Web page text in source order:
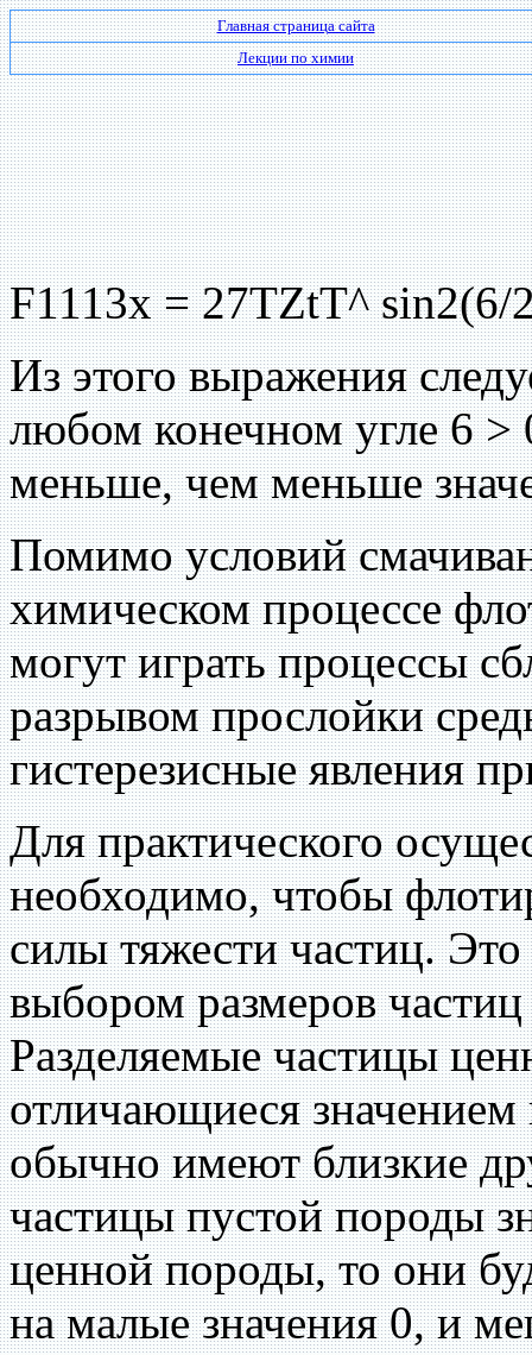
Главная страница сайта
Лекции по химии
F1113x = 27TZtT^ sin2(6/
Из этого выражения
любом конечном угле 6
меньше, чем меньше
Помимо условий
химическом процессе
могут играть процессы
разрывом прослойки
гистерезисные явления
Для практического
необходимо, чтобы
силы тяжести частиц.
выбором размеров
Разделяемые частицы
отличающиеся значением
обычно имеют близкие
частицы пустой породы
ценной породы, то они
на малые значения 0, и